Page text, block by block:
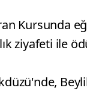
Kursunda
ziyafeti ile